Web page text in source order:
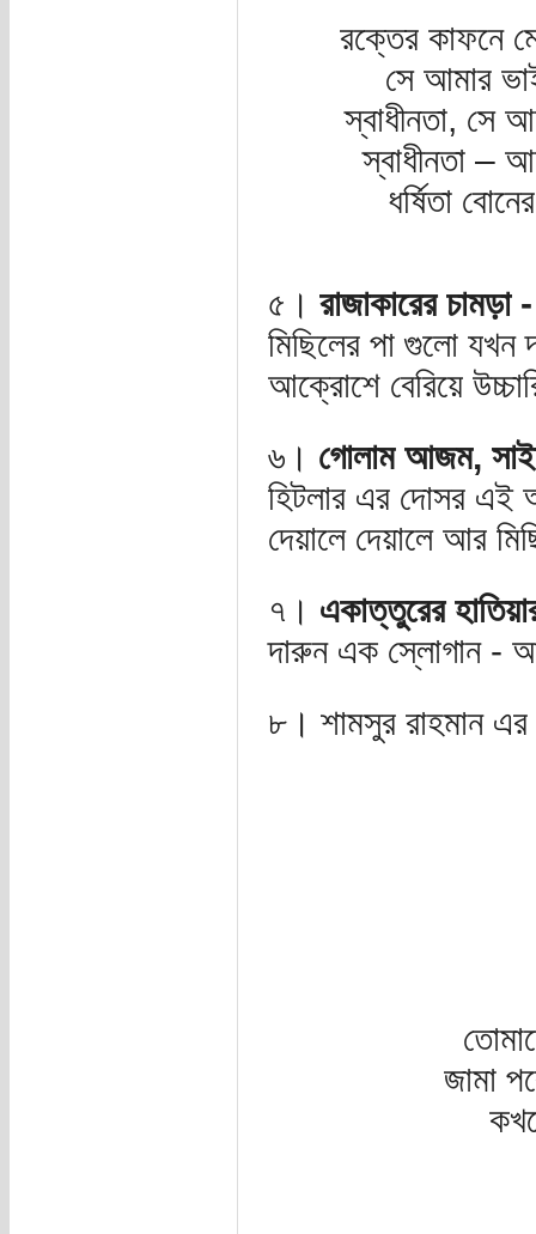
রক্তের কাফনে
সে আমার
স্বাধীনতা, সে
স্বাধীনতা –
ধর্ষিতা
৫। রাজাকারের
মিছিলের পা গুলো যখন
আক্রোশে বেরিয়ে
৬। গোলাম আজম,
হিটলার এর দোসর এই
দেয়ালে দেয়ালে আর
৭। একাত্তুরের
দারুন এক স্লোগান -
৮। শামসুর রাহমান এর
জামা